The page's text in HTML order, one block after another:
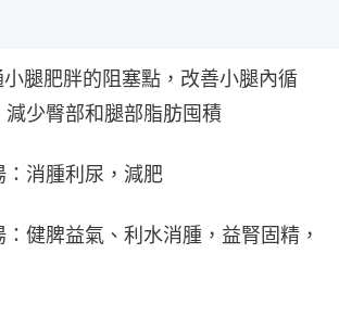
腿肥胖的阻塞點，改善小腿內循
少臀部和腿部脂肪囤積
：消腫利尿，減肥
健脾益氣、利水消腫，益腎固精，